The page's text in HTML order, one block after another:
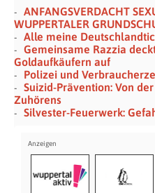
ANFANGSVERDACHT
WUPPERTALER
Alle meine
Gemeinsame Razzia
Goldaufkäufern auf
Polizei und
Suizid-Prävention: Von
Zuhörens
Silvester-Feuerwerk: